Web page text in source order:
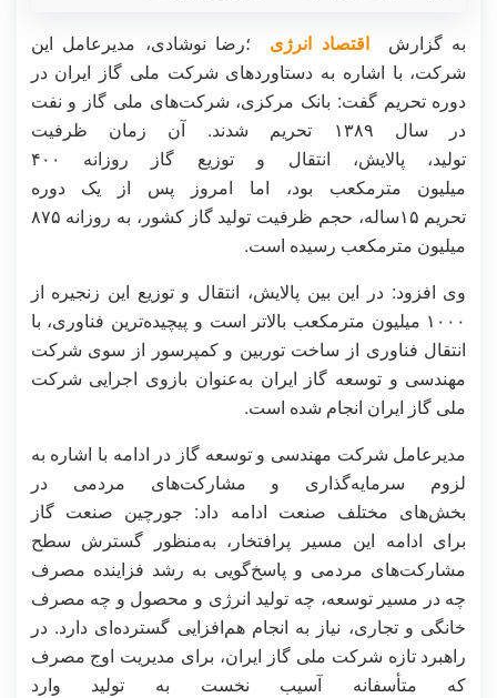
به گزارشاقتصاد انرژی ؛رضا نوشادی، مدیرعامل این
شرکت، با اشاره به دستاوردهای شرکت ملی گاز ایران در
دوره تحریم گفت: بانک مرکزی، شرکت‌های ملی گاز و نفت
در سال ۱۳۸۹ تحریم شدند. آن زمان ظرفیت
تولید، پالایش، انتقال و توزیع گاز روزانه ۴۰۰
میلیون مترمکعب بود، اما امروز پس از یک دوره
تحریم ۱۵ساله، حجم ظرفیت تولید گاز کشور، به روزانه ۸۷۵
میلیون مترمکعب رسیده است.
وی افزود: در این بین پالایش، انتقال و توزیع این زنجیره از
۱۰۰۰ میلیون مترمکعب بالاتر است و پیچیده‌ترین فناوری، با
انتقال فناوری از ساخت توربین و کمپرسور از سوی شرکت
مهندسی و توسعه گاز ایران به‌عنوان بازوی اجرایی شرکت
ملی گاز ایران انجام شده است.
مدیرعامل شرکت مهندسی و توسعه گاز در ادامه با اشاره به
لزوم سرمایه‌گذاری و مشارکت‌های مردمی در
بخش‌های مختلف صنعت ادامه داد: جورچین صنعت گاز
برای ادامه این مسیر پرافتخار، به‌منظور گسترش سطح
مشارکت‌های مردمی و پاسخ‌گویی به رشد فزاینده مصرف
چه در مسیر توسعه، چه تولید انرژی و محصول و چه مصرف
خانگی و تجاری، نیاز به انجام هم‌افزایی گسترده‌ای دارد. در
راهبرد تازه شرکت ملی گاز ایران، برای مدیریت اوج مصرف
که متأسفانه آسیب نخست به تولید وارد